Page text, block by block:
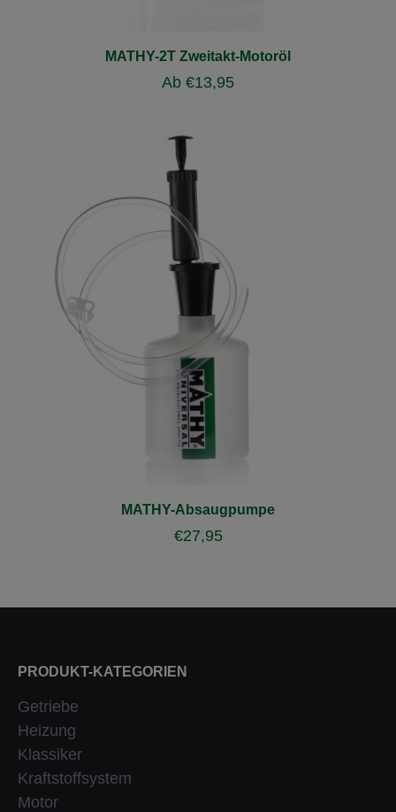
MATHY-2T Zweitakt-Motoröl
Ab €13,95
MATHY-Absaugpumpe
€27,95
PRODUKT-KATEGORIEN
Getriebe
Heizung
Klassiker
Kraftstoffsystem
Motor